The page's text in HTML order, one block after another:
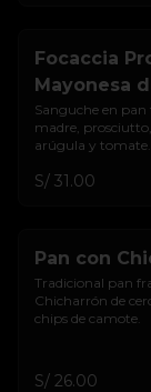
Focaccia
Mayonesa
Sanguche en pan
madre,
arúgula y tomate.
S/ 31.00
Pan con
Tradicional pan
Chicharrón de
chips de camote.
S/ 26.00